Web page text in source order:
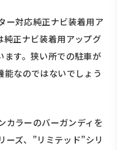
ー対応純正ナビ装着用ア
純正ナビ装着用アップグ
ます。狭い所での駐車が
なのではないでしょう
カラーのバーガンディを
ーズ、”リミテッド”シリ